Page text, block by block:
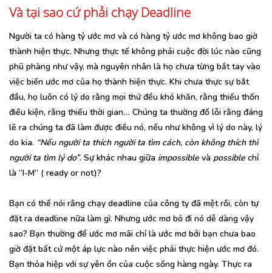
Và tại sao cứ phải chạy Deadline
Người ta có hàng tỷ ước mơ và có hàng tỷ ước mơ không bao giờ
thành hiện thực. Nhưng thực tế không phải cuộc đời lúc nào cũng
phũ phàng như vậy, mà nguyên nhân là họ chưa từng bắt tay vào
việc biến ước mơ của họ thành hiện thực. Khi chưa thực sự bắt
đầu, họ luôn có lý do rằng mọi thứ đều khó khăn, rằng thiếu thốn
điều kiện, rằng thiếu thời gian… Chúng ta thường đổ lỗi rằng đáng
lẽ ra chúng ta đã làm được điều nó, nếu như không vì lý do này, lý
do kia. “Nếu người ta thích người ta tìm cách, còn không thích thì
người ta tìm lý do”. Sự khác nhau giữa impossible và possible chỉ
là “I-M” ( ready or not)?
Bạn có thể nói rằng chạy deadline của công ty đã mệt rồi, còn tự
đặt ra deadline nữa làm gì. Nhưng ước mơ bỏ đi nó dễ dàng vậy
sao? Bạn thường để ước mơ mãi chỉ là ước mơ bởi bạn chưa bao
giờ đặt bất cứ một áp lực nào nên việc phải thực hiện ước mơ đó.
Bạn thỏa hiệp với sự yên ổn của cuộc sống hàng ngày. Thực ra